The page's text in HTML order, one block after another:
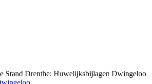
Stand Drenthe: Huwelijksbijlagen Dwingeloo